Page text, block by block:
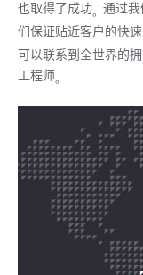
也取得了成功。 通过
们保证贴近客户的快
可以联系到全世界的
工程师。